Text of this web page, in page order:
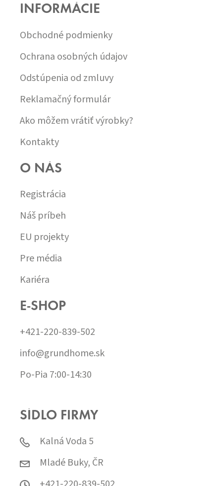
INFORMÁCIE
Obchodné podmienky
Ochrana osobných údajov
Odstúpenia od zmluvy
Reklamačný formulár
Ako môžem vrátiť výrobky?
Kontakty
O NÁS
Registrácia
Náš príbeh
EU projekty
Pre média
Kariéra
E-SHOP
+421-220-839-502
info@grundhome.sk
Po-Pia 7:00-14:30
SÍDLO FIRMY
Kalná Voda 5
Mladé Buky, ČR